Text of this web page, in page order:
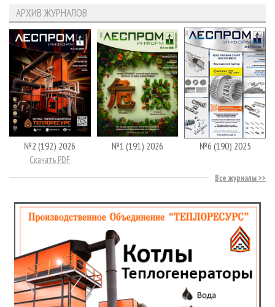
АРХИВ ЖУРНАЛОВ
№2 (192) 2026
Скачать PDF
№1 (191) 2026 №6 (190) 2025
Все журналы